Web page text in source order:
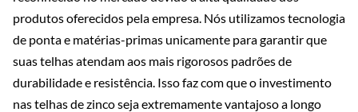
produtos oferecidos pela empresa. Nós utilizamos tecnologia
de ponta e matérias-primas unicamente para garantir que
suas telhas atendam aos mais rigorosos padrões de
durabilidade e resistência. Isso faz com que o investimento
nas telhas de zinco seja extremamente vantajoso a longo